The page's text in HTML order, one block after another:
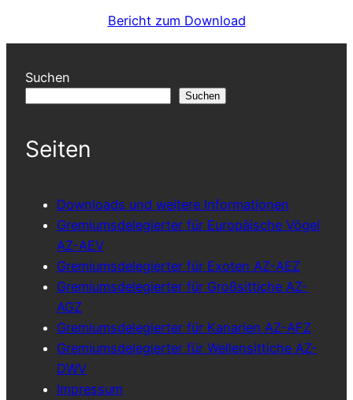
Bericht zum Download
Suchen
Suchen
Seiten
Downloads und weitere Informationen
Gremiumsdelegierter für Europäische Vögel
AZ-AEV
Gremiumsdelegierter für Exoten AZ-AEZ
Gremiumsdelegierter für Großsittiche AZ-
AGZ
Gremiumsdelegierter für Kanarien AZ-AFZ
Gremiumsdelegierter für Wellensittiche AZ-
DWV
Impressum